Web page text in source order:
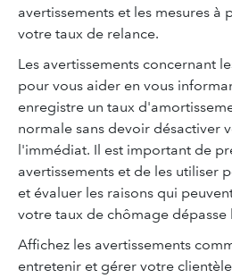
avertissements et les mesures
votre taux de relance.
Les avertissements concernant
pour vous aider en vous
enregistre un taux
normale sans devoir désactiver
l'immédiat. Il est important de
avertissements et de les utiliser
et évaluer les raisons qui
votre taux de chômage dépasse
Affichez les avertissements
entretenir et gérer votre